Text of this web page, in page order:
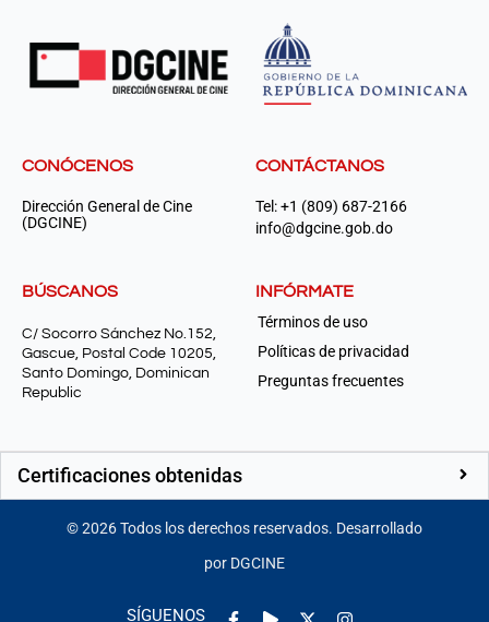
CONÓCENOS
Dirección General de Cine
(DGCINE)
CONTÁCTANOS
Tel: +1 (809) 687-2166
info@dgcine.gob.do
BÚSCANOS
C/ Socorro Sánchez No.152,
Gascue, Postal Code 10205,
Santo Domingo, Dominican
Republic
INFÓRMATE
Términos de uso
Políticas de privacidad
Preguntas frecuentes
Certificaciones obtenidas
©2026Todos los derechos reservados. Desarrollado
por DGCINE
SÍGUENOS
Facebook-
Play Instagram